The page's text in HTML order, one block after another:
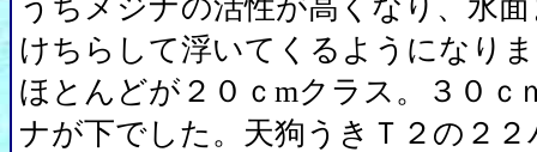
うちメジナの活性が高くなり、水
けちらして浮いてくるようになり
ほとんどが２０ｃmクラス。３０ｃ
ナが下でした。天狗うきＴ２の２